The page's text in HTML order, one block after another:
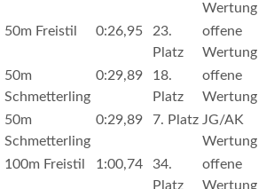
Wertung
50m Freistil
0:26,95
23.
Platz
offene
Wertung
50m
Schmetterling
0:29,89
18.
Platz
offene
Wertung
50m
Schmetterling
0:29,89 7. Platz JG/AK
Wertung
100m Freistil
1:00,74
34.
Platz
offene
Wertung